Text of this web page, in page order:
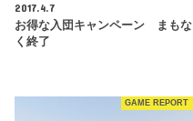
2017.4.7
お得な入団キャンペーン まもな
く終了
GAME REPORT